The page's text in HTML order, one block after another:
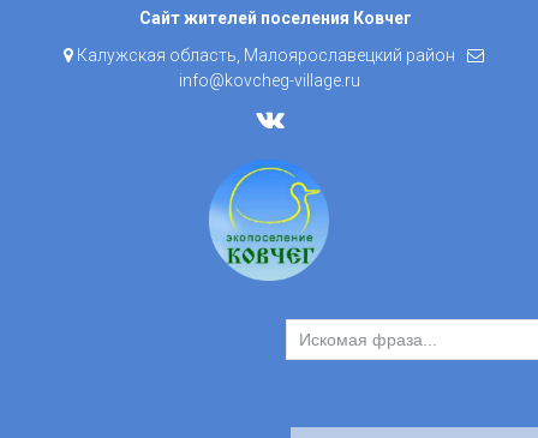
Skip
content
Сайт жителей поселения Ковчег
Калужская область, Малоярославецкий район
info@kovcheg-village.ru